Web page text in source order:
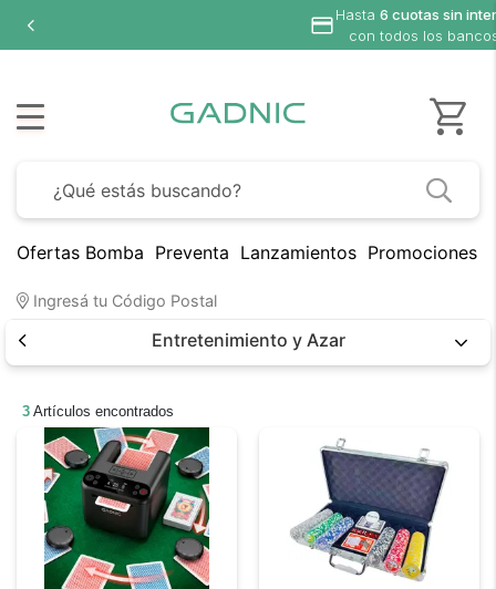
Hasta 6 cuotas sin
con todos los
Ofertas Bomba Preventa Lanzamientos Promociones
Ingresá tu Código Postal
Entretenimiento y Azar
3 Artículos encontrados